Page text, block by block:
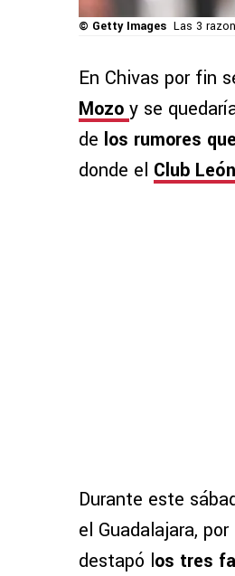
© Getty Images Las 3
En Chivas por fin
Mozo y se
de los rumores
donde el Club León
Durante este
el Guadalajara,
destapó los tres